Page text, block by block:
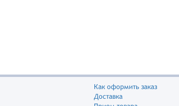
Как оформить заказ
Доставка